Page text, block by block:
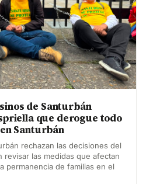
de Santurbán
que derogue todo
Santurbán
rechazan las decisiones del
revisar las medidas que afectan
permanencia de familias en el